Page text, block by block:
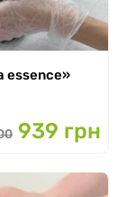
essence»
939 грн